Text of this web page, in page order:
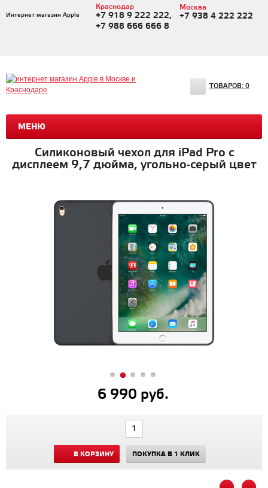
Интернет магазин Apple
Краснодар
+7 918 9 222 222,
+7 988 666 666 8
Москва
+7 938 4 222 222
МЕНЮ
ТОВАРОВ: 0
Силиконовый чехол для iPad Pro с
дисплеем 9,7 дюйма, угольно-серый цвет
6 990 руб.
В КОРЗИНУ ПОКУПКА В 1 КЛИК